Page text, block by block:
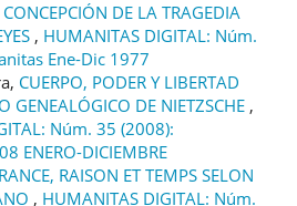
DE LA TRAGEDIA
, HUMANITAS DIGITAL: Núm.
Ene-Dic 1977
CUERPO, PODER Y LIBERTAD
GENEALÓGICO DE NIETZSCHE ,
Núm. 35 (2008):
ENERO-DICIEMBRE
RAISON ET TEMPS SELON
, HUMANITAS DIGITAL: Núm.